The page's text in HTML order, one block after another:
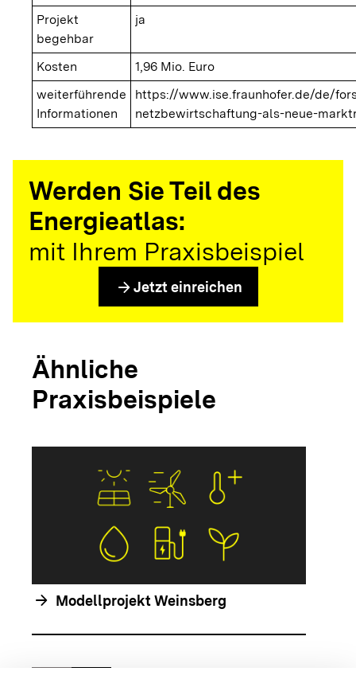
Projekt
begehbar
ja
Kosten
1,96 Mio. Euro
weiterführende
Informationen
https://www.ise.fraunhofer.de/de/
netzbewirtschaftung-als-neue-
Werden Sie Teil des
Energieatlas:
mit Ihrem Praxisbeispiel
arrow_forward Jetzt einreichen
Ähnliche
Praxisbeispiele
arrow_forward Modellprojekt Weinsberg